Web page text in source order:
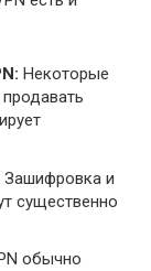
Некоторые
Зашифровка и
существенно
обычно